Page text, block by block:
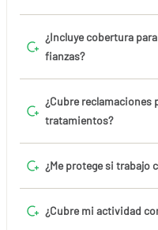
¿Incluye cobertura
fianzas?
¿Cubre
tratamientos?
¿Me protege si trabajo
¿Cubre mi actividad